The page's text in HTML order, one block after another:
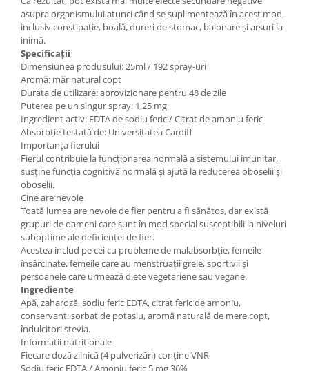
asupra organismului atunci când se suplimentează în acest mod,
inclusiv constipație, boală, dureri de stomac, balonare și arsuri la
inimă.
Specificații
Dimensiunea produsului: 25ml / 192 spray-uri
Aromă: măr natural copt
Durata de utilizare: aprovizionare pentru 48 de zile
Puterea pe un singur spray: 1,25 mg
Ingredient activ: EDTA de sodiu feric / Citrat de amoniu feric
Absorbție testată de: Universitatea Cardiff
Importanța fierului
Fierul contribuie la funcționarea normală a sistemului imunitar,
susține funcția cognitivă normală și ajută la reducerea oboselii și
oboselii.
Cine are nevoie
Toată lumea are nevoie de fier pentru a fi sănătos, dar există
grupuri de oameni care sunt în mod special susceptibili la niveluri
suboptime ale deficienței de fier.
Acestea includ pe cei cu probleme de malabsorbție, femeile
însărcinate, femeile care au menstruații grele, sportivii și
persoanele care urmează diete vegetariene sau vegane.
Ingrediente
Apă, zaharoză, sodiu feric EDTA, citrat feric de amoniu,
conservant: sorbat de potasiu, aromă naturală de mere copt,
îndulcitor: stevia.
Informatii nutritionale
Fiecare doză zilnică (4 pulverizări) conține VNR
Sodiu feric EDTA / Amoniu feric 5 mg 36%